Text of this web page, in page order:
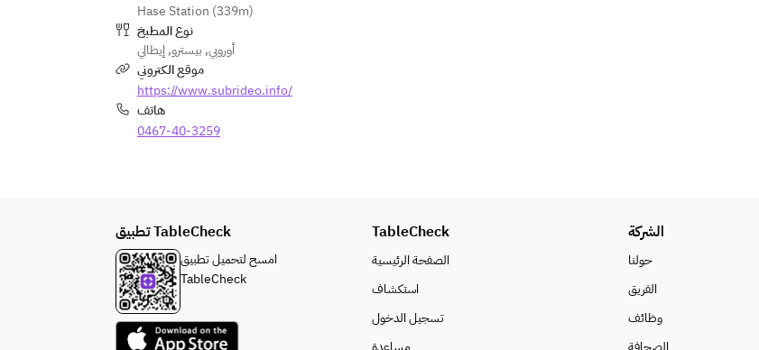
Hase Station (339m)
نوع المطبخ
أوروبي, بيسترو, إيطالي
موقع الكتروني
https://www.subrideo.info/
هاتف
0467-40-3259
تطبيق TableCheck
امسح لتحميل تطبيق
TableCheck
TableCheck
الصفحة الرئيسية
استكشاف
تسجيل الدخول
مساعدة
الشركة
حولنا
الفريق
وظائف
الصحافة